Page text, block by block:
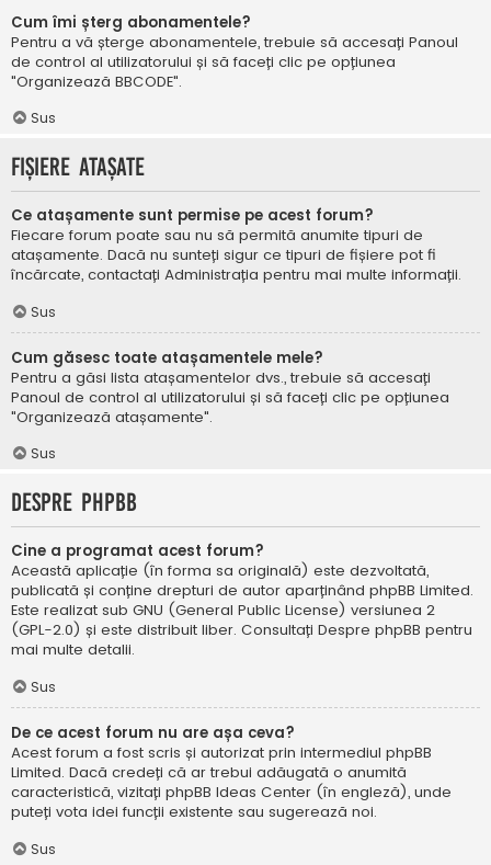
Cum îmi șterg abonamentele?
Pentru a vă șterge abonamentele, trebuie să accesați Panoul
de control al utilizatorului și să faceți clic pe opțiunea
"Organizează BBCODE".
Sus
Fișiere atașate
Ce atașamente sunt permise pe acest forum?
Fiecare forum poate sau nu să permită anumite tipuri de
atașamente. Dacă nu sunteți sigur ce tipuri de fișiere pot fi
încărcate, contactați Administrația pentru mai multe informații.
Sus
Cum găsesc toate atașamentele mele?
Pentru a găsi lista atașamentelor dvs., trebuie să accesați
Panoul de control al utilizatorului și să faceți clic pe opțiunea
"Organizează atașamente".
Sus
Despre phpBB
Cine a programat acest forum?
Această aplicație (în forma sa originală) este dezvoltată,
publicată și conține drepturi de autor aparținând phpBB Limited.
Este realizat sub GNU (General Public License) versiunea 2
(GPL-2.0) și este distribuit liber. Consultați Despre phpBB pentru
mai multe detalii.
Sus
De ce acest forum nu are așa ceva?
Acest forum a fost scris și autorizat prin intermediul phpBB
Limited. Dacă credeți că ar trebui adăugată o anumită
caracteristică, vizitați phpBB Ideas Center (în engleză), unde
puteți vota idei funcții existente sau sugerează noi.
Sus